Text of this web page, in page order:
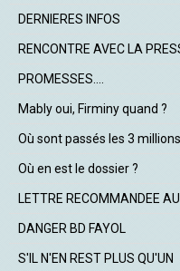
DERNIERES INFOS
RENCONTRE AVEC LA
PROMESSES....
Mably oui, Firminy quand ?
Où sont passés les 3
Où en est le dossier ?
LETTRE RECOMMANDEE
DANGER BD FAYOL
S'IL N'EN REST PLUS QU'UN